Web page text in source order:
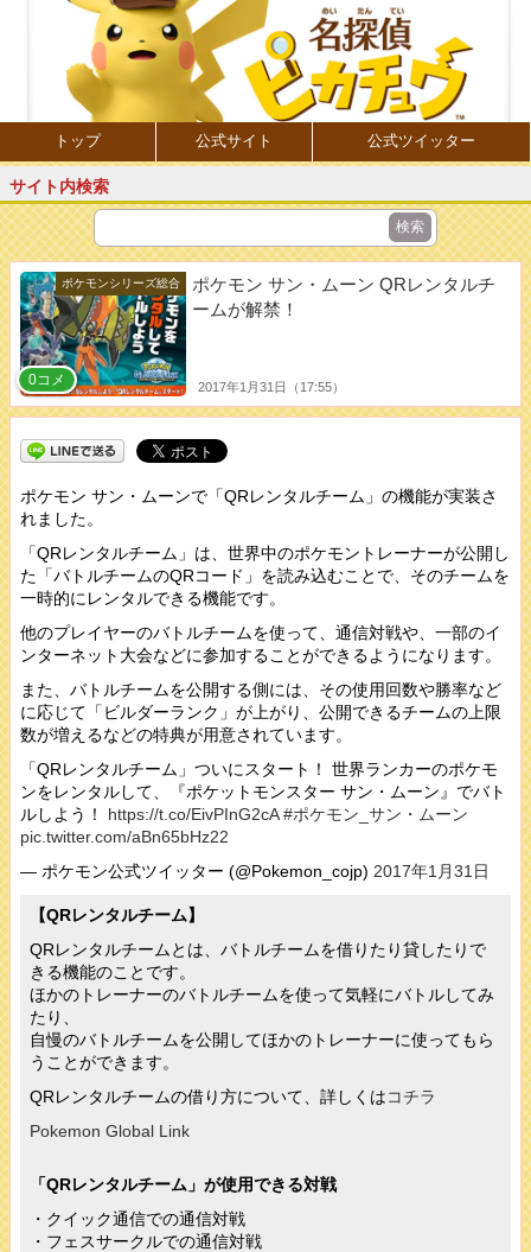
トップ 公式サイト 公式ツイッター
サイト内検索
ポケモンシリーズ総合
2017年1月31日（17:55）
ポケモン サン・ムーン QRレンタルチ
ームが解禁！
0コメ
ポケモン サン・ムーンで「QRレンタルチーム」の機能が実装さ
れました。
「QRレンタルチーム」は、世界中のポケモントレーナーが公開し
た「バトルチームのQRコード」を読み込むことで、そのチームを
一時的にレンタルできる機能です。
他のプレイヤーのバトルチームを使って、通信対戦や、一部のイ
ンターネット大会などに参加することができるようになります。
また、バトルチームを公開する側には、その使用回数や勝率など
に応じて「ビルダーランク」が上がり、公開できるチームの上限
数が増えるなどの特典が用意されています。
「QRレンタルチーム」ついにスタート！ 世界ランカーのポケモ
ンをレンタルして、『ポケットモンスター サン・ムーン』でバト
ルしよう！ https://t.co/EivPInG2cA #ポケモン_サン・ムーン
pic.twitter.com/aBn65bHz22
— ポケモン公式ツイッター (@Pokemon_cojp) 2017年1月31日
【QRレンタルチーム】
QRレンタルチームとは、バトルチームを借りたり貸したりで
きる機能のことです。
ほかのトレーナーのバトルチームを使って気軽にバトルしてみ
たり、
自慢のバトルチームを公開してほかのトレーナーに使ってもら
うことができます。
QRレンタルチームの借り方について、詳しくはコチラ
Pokemon Global Link
「QRレンタルチーム」が使用できる対戦
・クイック通信での通信対戦
・フェスサークルでの通信対戦